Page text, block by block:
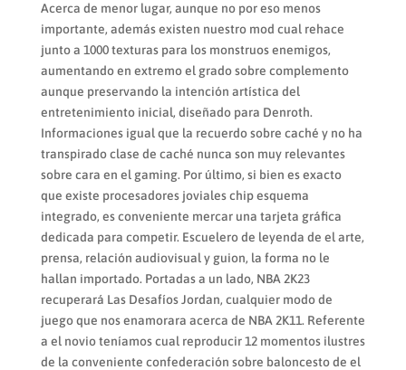
Acerca de menor lugar, aunque no por eso menos
importante, además existen nuestro mod cual rehace
junto a 1000 texturas para los monstruos enemigos,
aumentando en extremo el grado sobre complemento
aunque preservando la intención artística del
entretenimiento inicial, diseñado para Denroth.
Informaciones igual que la recuerdo sobre caché y no ha
transpirado clase de caché nunca son muy relevantes
sobre cara en el gaming. Por último, si bien es exacto
que existe procesadores joviales chip esquema
integrado, es conveniente mercar una tarjeta gráfica
dedicada para competir. Escuelero de leyenda de el arte,
prensa, relación audiovisual y guion, la forma no le
hallan importado. Portadas a un lado, NBA 2K23
recuperará Las Desafíos Jordan, cualquier modo de
juego que nos enamorara acerca de NBA 2K11. Referente
a el novio teníamos cual reproducir 12 momentos ilustres
de la conveniente confederación sobre baloncesto de el